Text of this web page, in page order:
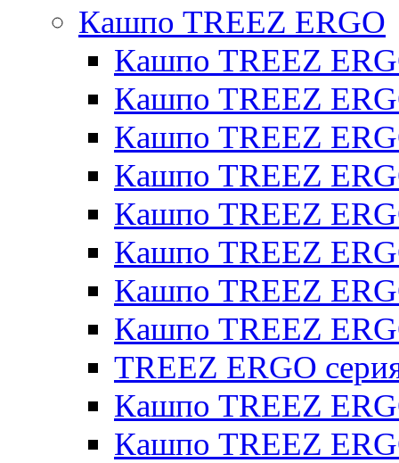
Кашпо TREEZ ERGO
Кашпо TREEZ
Кашпо TREEZ
Кашпо TREEZ
Кашпо TREEZ
Кашпо TREEZ
Кашпо TREEZ
Кашпо TREEZ
Кашпо TREEZ
TREEZ ERGO
Кашпо TREEZ
Кашпо TREEZ